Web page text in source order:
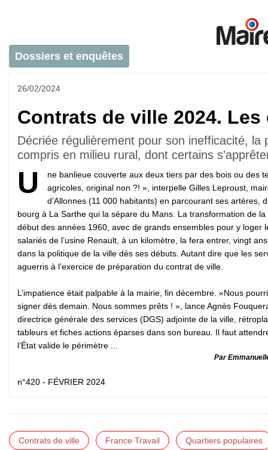
Dossiers et enquêtes
26/02/2024
Contrats de ville 2024.
Décriée régulièrement pour son inefficacité,
compris en milieu rural, dont certains
U
ne banlieue couverte aux deux tiers par des bois ou des
agricoles, original non ?! », interpelle Gilles Leproust,
d’Allonnes (11 000 habitants) en parcourant ses artères,
bourg à La Sarthe qui la sépare du Mans. La transformation de la
début des années 1960, avec de grands ensembles pour y loger
salariés de l’usine Renault, à un kilomètre, la fera entrer, vingt
dans la politique de la ville dès ses débuts. Autant dire que les
aguerris à l’exercice de préparation du contrat de ville.
L’impatience était palpable à la mairie, fin décembre. «Nous
signer dès demain. Nous sommes prêts ! », lance Agnès
directrice générale des services (DGS) adjointe de la ville,
tableurs et fiches actions éparses dans son bureau. Il faut
l’État valide le périmètre ...
Par
n°420 - FÉVRIER 2024
Contrats de ville France Travail Quartiers populaires